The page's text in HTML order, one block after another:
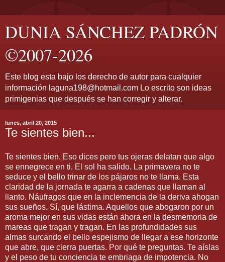
DUNIA SÁNCHEZ PADRÓN
©2007-2026
Este blog esta bajo los derecho de autor para cualquier
información laguna198@hotmail.com Lo escrito son ideas
primigenias que después se han corregir y alterar.
lunes, abril 20, 2015
Te sientes bien...
Te sientes bien. Eso dices pero tus ojeras delatan que algo
se ennegrece en ti. El sol ha salido. La primavera no te
seduce y el bello trinar de los pájaros no te llama. Esta
claridad de la jornada te agarra a cadenas que llaman al
llanto. Náufragos que en la inclemencia de la deriva ahogan
sus sueños. Sí, que lástima. Aquellos que abogaron por un
aroma mejor en sus vidas están ahora en la desmemoria de
mareas que tragan y tragan. En las profundidades sus
almas surcando el bello espejismo de llegar a ese horizonte
que abre, que cierra puertas. Por qué te preguntas. Te aíslas
y el peso de tu conciencia te embriaga de impotencia. No